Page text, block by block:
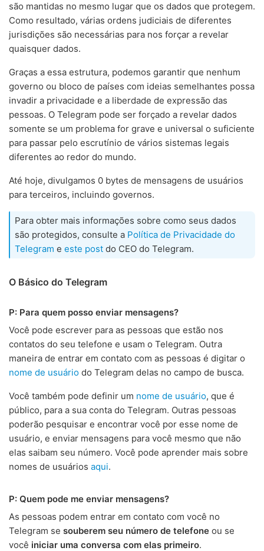
são mantidas no mesmo lugar que os dados que protegem.
Como resultado, várias ordens judiciais de diferentes
jurisdições são necessárias para nos forçar a revelar
quaisquer dados.
Graças a essa estrutura, podemos garantir que nenhum
governo ou bloco de países com ideias semelhantes possa
invadir a privacidade e a liberdade de expressão das
pessoas. O Telegram pode ser forçado a revelar dados
somente se um problema for grave e universal o suficiente
para passar pelo escrutínio de vários sistemas legais
diferentes ao redor do mundo.
Até hoje, divulgamos 0 bytes de mensagens de usuários
para terceiros, incluindo governos.
Para obter mais informações sobre como seus dados
são protegidos, consulte a Política de Privacidade do
Telegram e este post do CEO do Telegram.
O Básico do Telegram
P: Para quem posso enviar mensagens?
Você pode escrever para as pessoas que estão nos
contatos do seu telefone e usam o Telegram. Outra
maneira de entrar em contato com as pessoas é digitar o
nome de usuário do Telegram delas no campo de busca.
Você também pode definir um nome de usuário, que é
público, para a sua conta do Telegram. Outras pessoas
poderão pesquisar e encontrar você por esse nome de
usuário, e enviar mensagens para você mesmo que não
elas saibam seu número. Você pode aprender mais sobre
nomes de usuários aqui.
P: Quem pode me enviar mensagens?
As pessoas podem entrar em contato com você no
Telegram se souberem seu número de telefone ou se
você iniciar uma conversa com elas primeiro.